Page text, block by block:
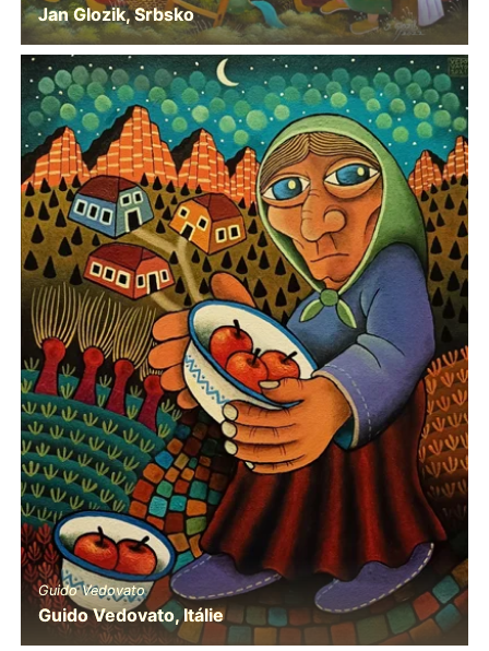
Jan Glozik, Srbsko
Guido Vedovato
Guido Vedovato, Itálie